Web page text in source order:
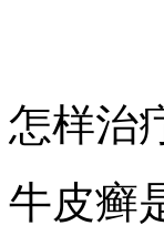
怎样治
牛皮癣